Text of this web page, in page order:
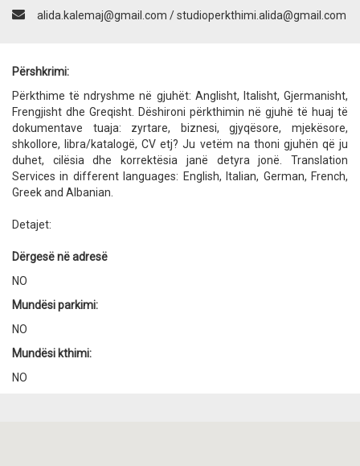
alida.kalemaj@gmail.com /studioperkthimi.alida@gmail.com
Përshkrimi:
Përkthime të ndryshme në gjuhët: Anglisht, Italisht, Gjermanisht,
Frengjisht dhe Greqisht. Dëshironi përkthimin në gjuhë të huaj të
dokumentave tuaja: zyrtare, biznesi, gjyqësore, mjekësore,
shkollore, libra/katalogë, CV etj? Ju vetëm na thoni gjuhën që ju
duhet, cilësia dhe korrektësia janë detyra jonë. Translation
Services in different languages: English, Italian, German, French,
Greek and Albanian.
Detajet:
Dërgesë në adresë
NO
Mundësi parkimi:
NO
Mundësi kthimi:
NO